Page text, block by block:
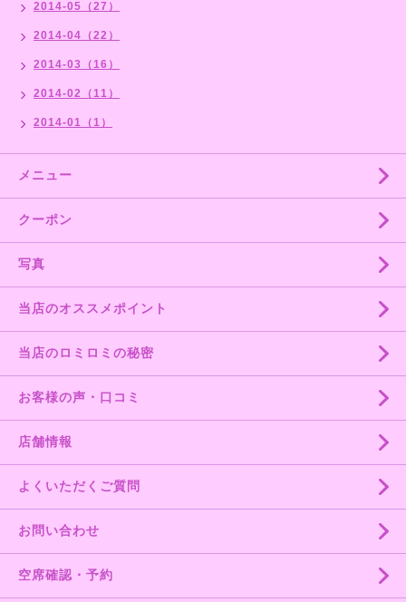
2014-05（27）
2014-04（22）
2014-03（16）
2014-02（11）
2014-01（1）
メニュー
クーポン
写真
当店のオススメポイント
当店のロミロミの秘密
お客様の声・口コミ
店舗情報
よくいただくご質問
お問い合わせ
空席確認・予約